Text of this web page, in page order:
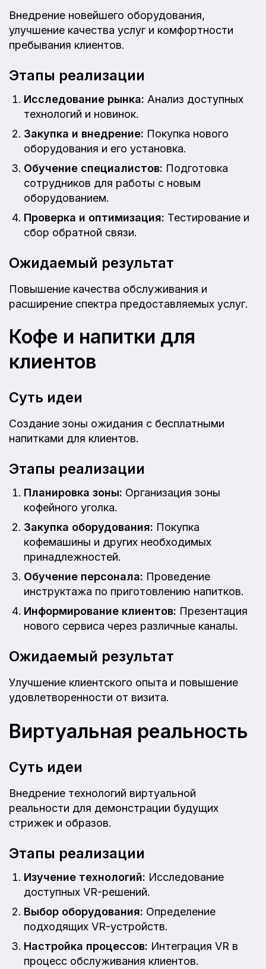
Внедрение новейшего оборудования,
улучшение качества услуг и комфортности
пребывания клиентов.
Этапы реализации
Исследование рынка: Анализ доступных
технологий и новинок.
Закупка и внедрение: Покупка нового
оборудования и его установка.
Обучение специалистов: Подготовка
сотрудников для работы с новым
оборудованием.
Проверка и оптимизация: Тестирование и
сбор обратной связи.
Ожидаемый результат
Повышение качества обслуживания и
расширение спектра предоставляемых услуг.
Кофе и напитки для
клиентов
Суть идеи
Создание зоны ожидания с бесплатными
напитками для клиентов.
Этапы реализации
Планировка зоны: Организация зоны
кофейного уголка.
Закупка оборудования: Покупка
кофемашины и других необходимых
принадлежностей.
Обучение персонала: Проведение
инструктажа по приготовлению напитков.
Информирование клиентов: Презентация
нового сервиса через различные каналы.
Ожидаемый результат
Улучшение клиентского опыта и повышение
удовлетворенности от визита.
Виртуальная реальность
Суть идеи
Внедрение технологий виртуальной
реальности для демонстрации будущих
стрижек и образов.
Этапы реализации
Изучение технологий: Исследование
доступных VR-решений.
Выбор оборудования: Определение
подходящих VR-устройств.
Настройка процессов: Интеграция VR в
процесс обслуживания клиентов.